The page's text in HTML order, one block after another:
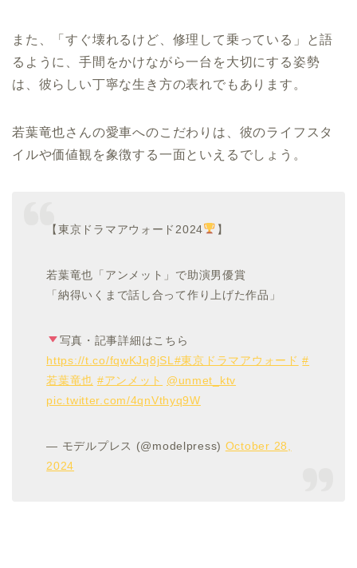
また、「すぐ壊れるけど、修理して乗っている」と語
るように、手間をかけながら一台を大切にする姿勢
は、彼らしい丁寧な生き方の表れでもあります。
若葉竜也さんの愛車へのこだわりは、彼のライフスタ
イルや価値観を象徴する一面といえるでしょう。
【東京ドラマアウォード2024 】
若葉竜也「アンメット」で助演男優賞
「納得いくまで話し合って作り上げた作品」
写真・記事詳細はこちら
https://t.co/fqwKJq8jSL #東京ドラマアウォード #
若葉竜也 #アンメット
@unmet_ktv
pic.twitter.com/4qnVthyq9W
— モデルプレス (@modelpress) October 28,
2024